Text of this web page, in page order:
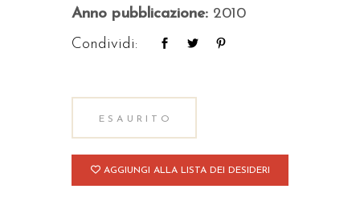
Anno pubblicazione: 2010
Condividi:
ESAURITO
AGGIUNGI ALLA LISTA DEI DESIDERI